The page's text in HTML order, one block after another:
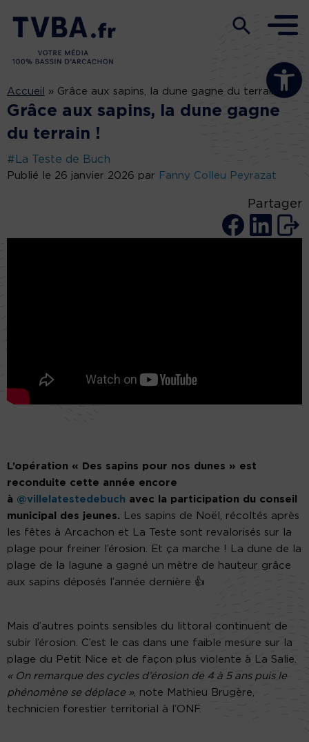
Ouvrir la
Accueil » Grâce aux sapins, la dune gagne du terrain !
Grâce aux sapins, la dune gagne
du terrain !
#La Teste de Buch
Publié le 26 janvier 2026 par Fanny Colleu Peyrazat
Partager
L’opération « Des sapins pour nos dunes » est
reconduite cette année encore
à @villelatestedebuch avec la participation du conseil
municipal des jeunes.
Les sapins de Noël, récoltés après
les fêtes à Arcachon et La Teste sont revalorisés sur la
plage pour freiner l’érosion. Et ça marche ! La dune de la
plage de la lagune a gagné un mètre de hauteur grâce
aux sapins déposés l’année dernière 👍
Mais d’autres points sensibles du littoral continuent de
subir l’érosion. C’est le cas dans une faible mesure sur la
plage du Petit Nice et de façon plus violente à La Salie.
« On remarque des cycles d’érosion de 4 à 5 ans puis le
phénomène se déplace » , note Mathieu Brugère,
technicien forestier territorial à l’ONF.